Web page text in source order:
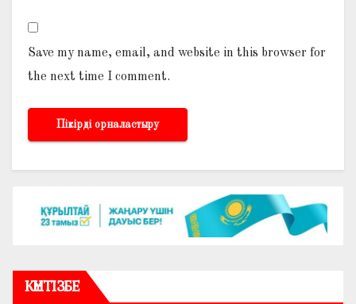
Save my name, email, and website in this browser for
the next time I comment.
КҮНТІЗБЕ